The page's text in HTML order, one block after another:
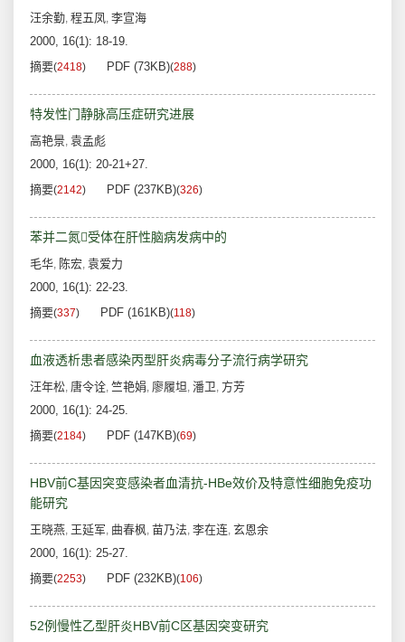
汪余勤, 程五凤, 李宣海
2000, 16(1): 18-19.
摘要(2418) PDF (73KB)(288)
特发性门静脉高压症研究进展
高艳景, 袁孟彪
2000, 16(1): 20-21+27.
摘要(2142) PDF (237KB)(326)
苯并二氮受体在肝性脑病发病中的
毛华, 陈宏, 袁爱力
2000, 16(1): 22-23.
摘要(337) PDF (161KB)(118)
血液透析患者感染丙型肝炎病毒分子流行病学研究
汪年松, 唐令诠, 竺艳娟, 廖履坦, 潘卫, 方芳
2000, 16(1): 24-25.
摘要(2184) PDF (147KB)(69)
HBV前C基因突变感染者血清抗-HBe效价及特意性细胞免疫功
能研究
王晓燕, 王延军, 曲春枫, 苗乃法, 李在连, 玄恩余
2000, 16(1): 25-27.
摘要(2253) PDF (232KB)(106)
52例慢性乙型肝炎HBV前C区基因突变研究